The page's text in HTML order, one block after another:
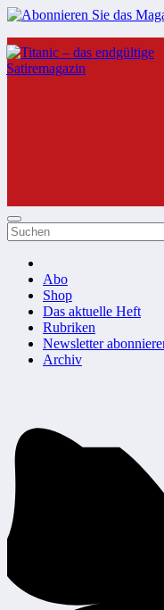
Zum
Inhalt
springen
Abo
Shop
Das aktuelle Heft
Rubriken
Newsletter
Archiv